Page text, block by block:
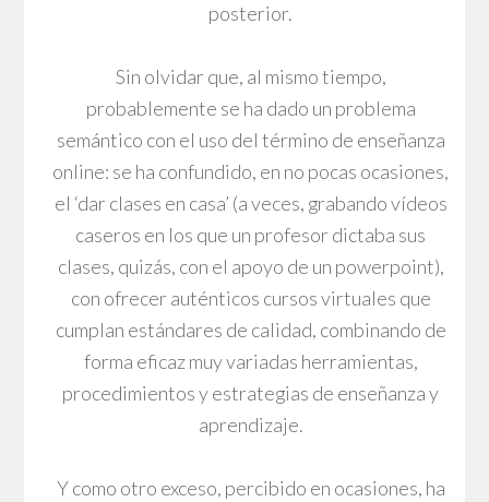
posterior.
Sin olvidar que, al mismo tiempo,
probablemente se ha dado un problema
semántico con el uso del término de enseñanza
online: se ha confundido, en no pocas ocasiones,
el ‘dar clases en casa’ (a veces, grabando vídeos
caseros en los que un profesor dictaba sus
clases, quizás, con el apoyo de un powerpoint),
con ofrecer auténticos cursos virtuales que
cumplan estándares de calidad, combinando de
forma eficaz muy variadas herramientas,
procedimientos y estrategias de enseñanza y
aprendizaje.
Y como otro exceso, percibido en ocasiones, ha